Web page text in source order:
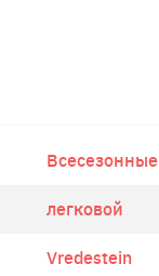
Всесезонные
легковой
Vredestein